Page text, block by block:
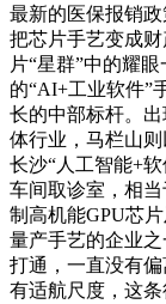
最新的医保报销
把芯片手艺变成
片“星群”中的耀
的“AI+工业软件”
长的中部标杆。
体行业，马栏山
长沙“人工智能+
车间取诊室，相
制高机能GPU芯
量产手艺的企业
打通，一直没有
有适航尺度，这